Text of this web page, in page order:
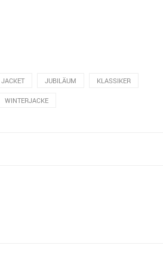
JACKET JUBILÄUM KLASSIKER
WINTERJACKE